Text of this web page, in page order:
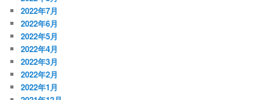
2022年7月
2022年6月
2022年5月
2022年4月
2022年3月
2022年2月
2022年1月